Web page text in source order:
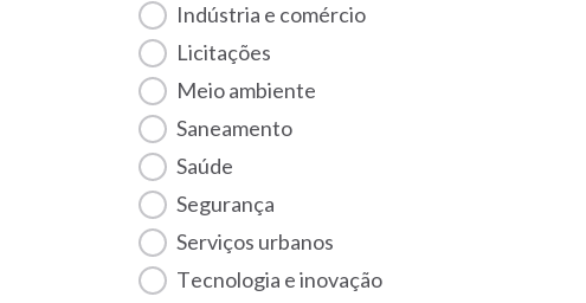
Indústria e comércio
Licitações
Meio ambiente
Saneamento
Saúde
Segurança
Serviços urbanos
Tecnologia e inovação